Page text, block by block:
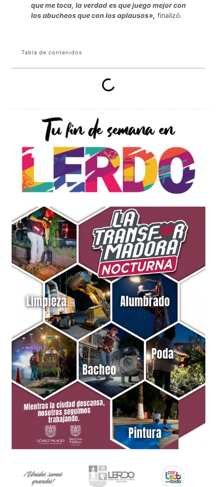
que me toca, la verdad es que juego mejor con
los abucheos que con los aplausos», finalizó.
Tabla de contenidos